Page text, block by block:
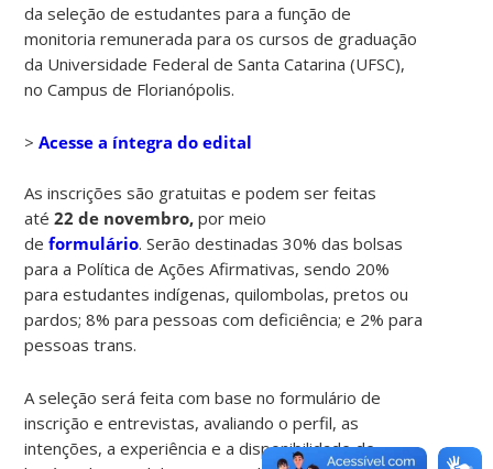
da seleção de estudantes para a função de
monitoria remunerada para os cursos de graduação
da Universidade Federal de Santa Catarina (UFSC),
no Campus de Florianópolis.
>Acesse a íntegra do edital
As inscrições são gratuitas e podem ser feitas
até22 de novembro,por meio
deformulário. Serão destinadas 30% das bolsas
para a Política de Ações Afirmativas, sendo 20%
para estudantes indígenas, quilombolas, pretos ou
pardos; 8% para pessoas com deficiência; e 2% para
pessoas trans.
A seleção será feita com base no formulário de
inscrição e entrevistas, avaliando o perfil, as
intenções, a experiência e a disponibilidade de